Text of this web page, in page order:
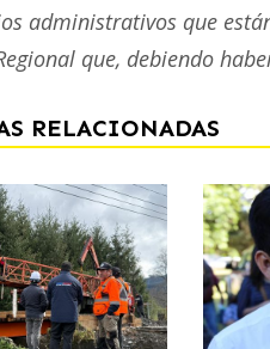
administrativos que
que, debiendo
RELACIONADAS